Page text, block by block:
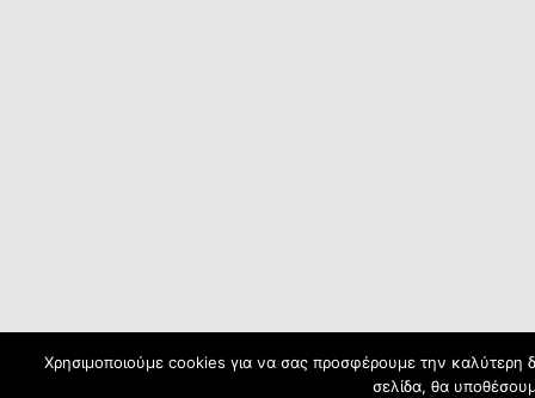
Χρησιμοποιούμε cookies για να σας προσφέρουμε την καλύτερη
σελίδα, θα